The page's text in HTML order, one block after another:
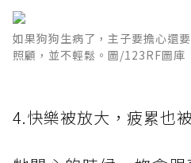
如果狗狗生病了，主子要擔心還
照顧，並不輕鬆。圖/123RF圖庫
4.快樂被放大，疲累也